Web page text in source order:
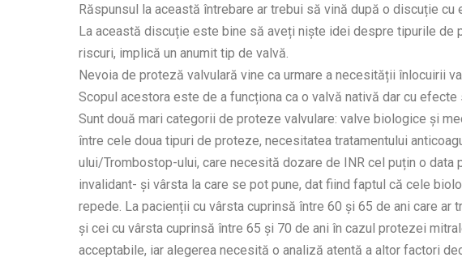
Răspunsul la această întrebare ar trebui să vină după o discuție cu
La această discuție este bine să aveți niște idei despre tipurile de
riscuri, implică un anumit tip de valvă.
Nevoia de proteză valvulară vine ca urmare a necesității înlocuirii
Scopul acestora este de a funcționa ca o valvă nativă dar cu efecte
Sunt două mari categorii de proteze valvulare: valve biologice și
între cele doua tipuri de proteze, necesitatea tratamentului
ului/Trombostop-ului, care necesită dozare de INR cel puțin o data
invalidant- și vârsta la care se pot pune, dat fiind faptul că cele
repede. La pacienții cu vârsta cuprinsă între 60 și 65 de ani care
și cei cu vârsta cuprinsă între 65 și 70 de ani în cazul protezei
acceptabile, iar alegerea necesită o analiză atentă a altor factori